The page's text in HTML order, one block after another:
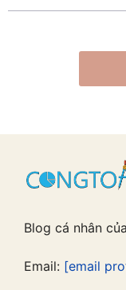
Blog cá nhân
Email: [email